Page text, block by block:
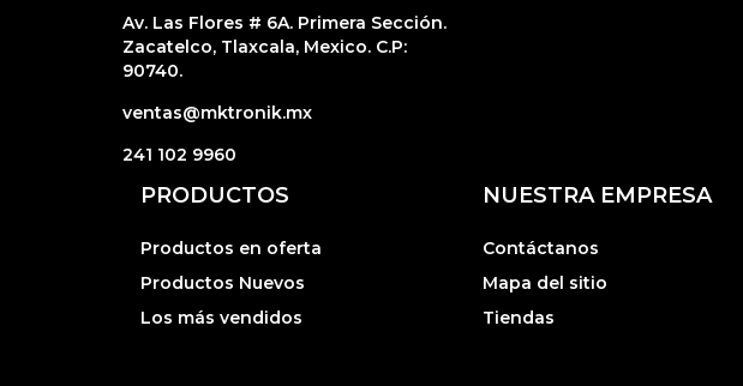
Av. Las Flores # 6A. Primera Sección.
Zacatelco, Tlaxcala, Mexico. C.P:
90740.
ventas@mktronik.mx
241 102 9960
PRODUCTOS
Productos en oferta
Productos Nuevos
Los más vendidos
NUESTRA EMPRESA
Contáctanos
Mapa del sitio
Tiendas